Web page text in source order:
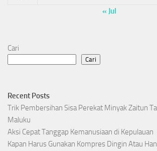
« Jul
Cari
Cari
Recent Posts
Trik Pembersihan Sisa Perekat Minyak Zaitun
Maluku
Aksi Cepat Tanggap Kemanusiaan di Kepulauan
Kapan Harus Gunakan Kompres Dingin Atau